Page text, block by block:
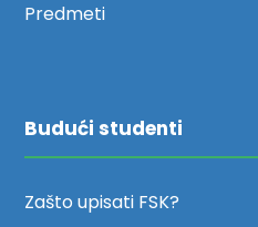
Predmeti
Budući studenti
Zašto upisati FSK?